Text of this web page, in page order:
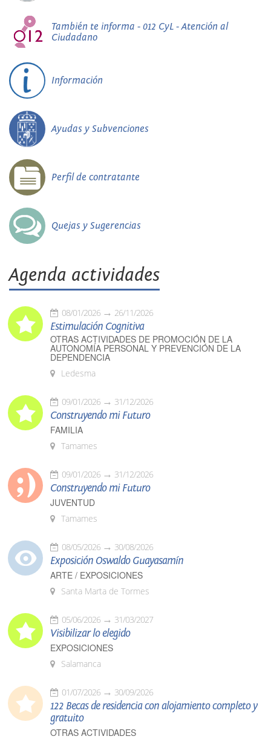
También te informa - 012 CyL - Atención al
Ciudadano
Información
Ayudas y Subvenciones
Perfil de contratante
Quejas y Sugerencias
Agenda actividades
08/01/2026 26/11/2026
Estimulación Cognitiva
OTRAS ACTIVIDADES DE PROMOCIÓN DE LA
AUTONOMÍA PERSONAL Y PREVENCIÓN DE LA
DEPENDENCIA
Ledesma
09/01/2026 31/12/2026
Construyendo mi Futuro
FAMILIA
Tamames
09/01/2026 31/12/2026
Construyendo mi Futuro
JUVENTUD
Tamames
08/05/2026 30/08/2026
Exposición Oswaldo Guayasamín
ARTE / EXPOSICIONES
Santa Marta de Tormes
05/06/2026 31/03/2027
Visibilizar lo elegido
EXPOSICIONES
Salamanca
01/07/2026 30/09/2026
122 Becas de residencia con alojamiento completo y
gratuito
OTRAS ACTIVIDADES